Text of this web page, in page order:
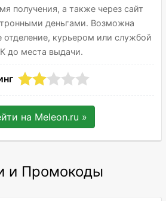
получения, а также через сайт
деньгами. Возможна
отделение, курьером или службой
до места выдачи.
на Meleon.ru »
и Промокоды